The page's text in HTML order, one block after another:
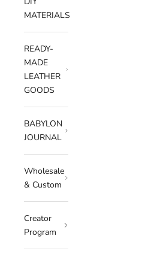
MATERIALS
READY-
MADE
LEATHER
GOODS
BABYLON
JOURNAL
Wholesale
& Custom
Creator
Program